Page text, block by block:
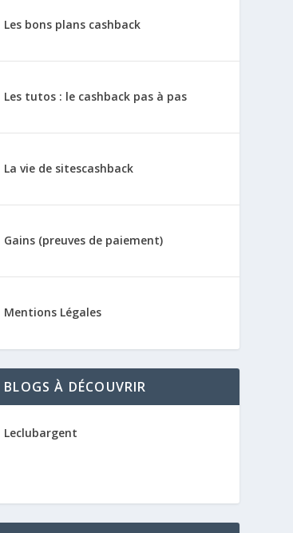
Les bons plans cashback
Les tutos : le cashback pas à pas
La vie de sitescashback
Gains (preuves de paiement)
Mentions Légales
BLOGS À DÉCOUVRIR
Leclubargent